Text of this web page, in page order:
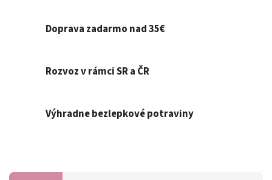
Doprava zadarmo nad 35€
Rozvoz v rámci SR a ČR
Výhradne bezlepkové potraviny